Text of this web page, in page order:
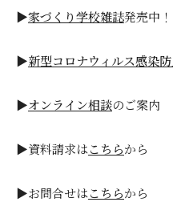
▶家づくり学校雑誌発売中！
▶新型コロナウィルス感染
▶オンライン相談のご案内
▶資料請求はこちらから
▶お問合せはこちらから